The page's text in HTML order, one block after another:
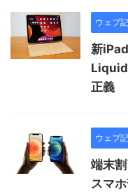
ウェブ
新
Liquid
正義
ウェブ
端末
スマ